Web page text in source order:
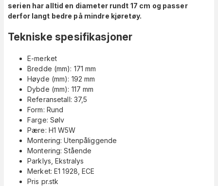
serien har alltid en diameter rundt 17 cm og passer
derfor langt bedre på mindre kjøretøy.
Tekniske spesifikasjoner
E-merket
Bredde (mm): 171 mm
Høyde (mm): 192 mm
Dybde (mm): 117 mm
Referansetall: 37,5
Form: Rund
Farge: Sølv
Pære: H1 W5W
Montering: Utenpåliggende
Montering: Stående
Parklys, Ekstralys
Merket: E1 1928, ECE
Pris pr.stk